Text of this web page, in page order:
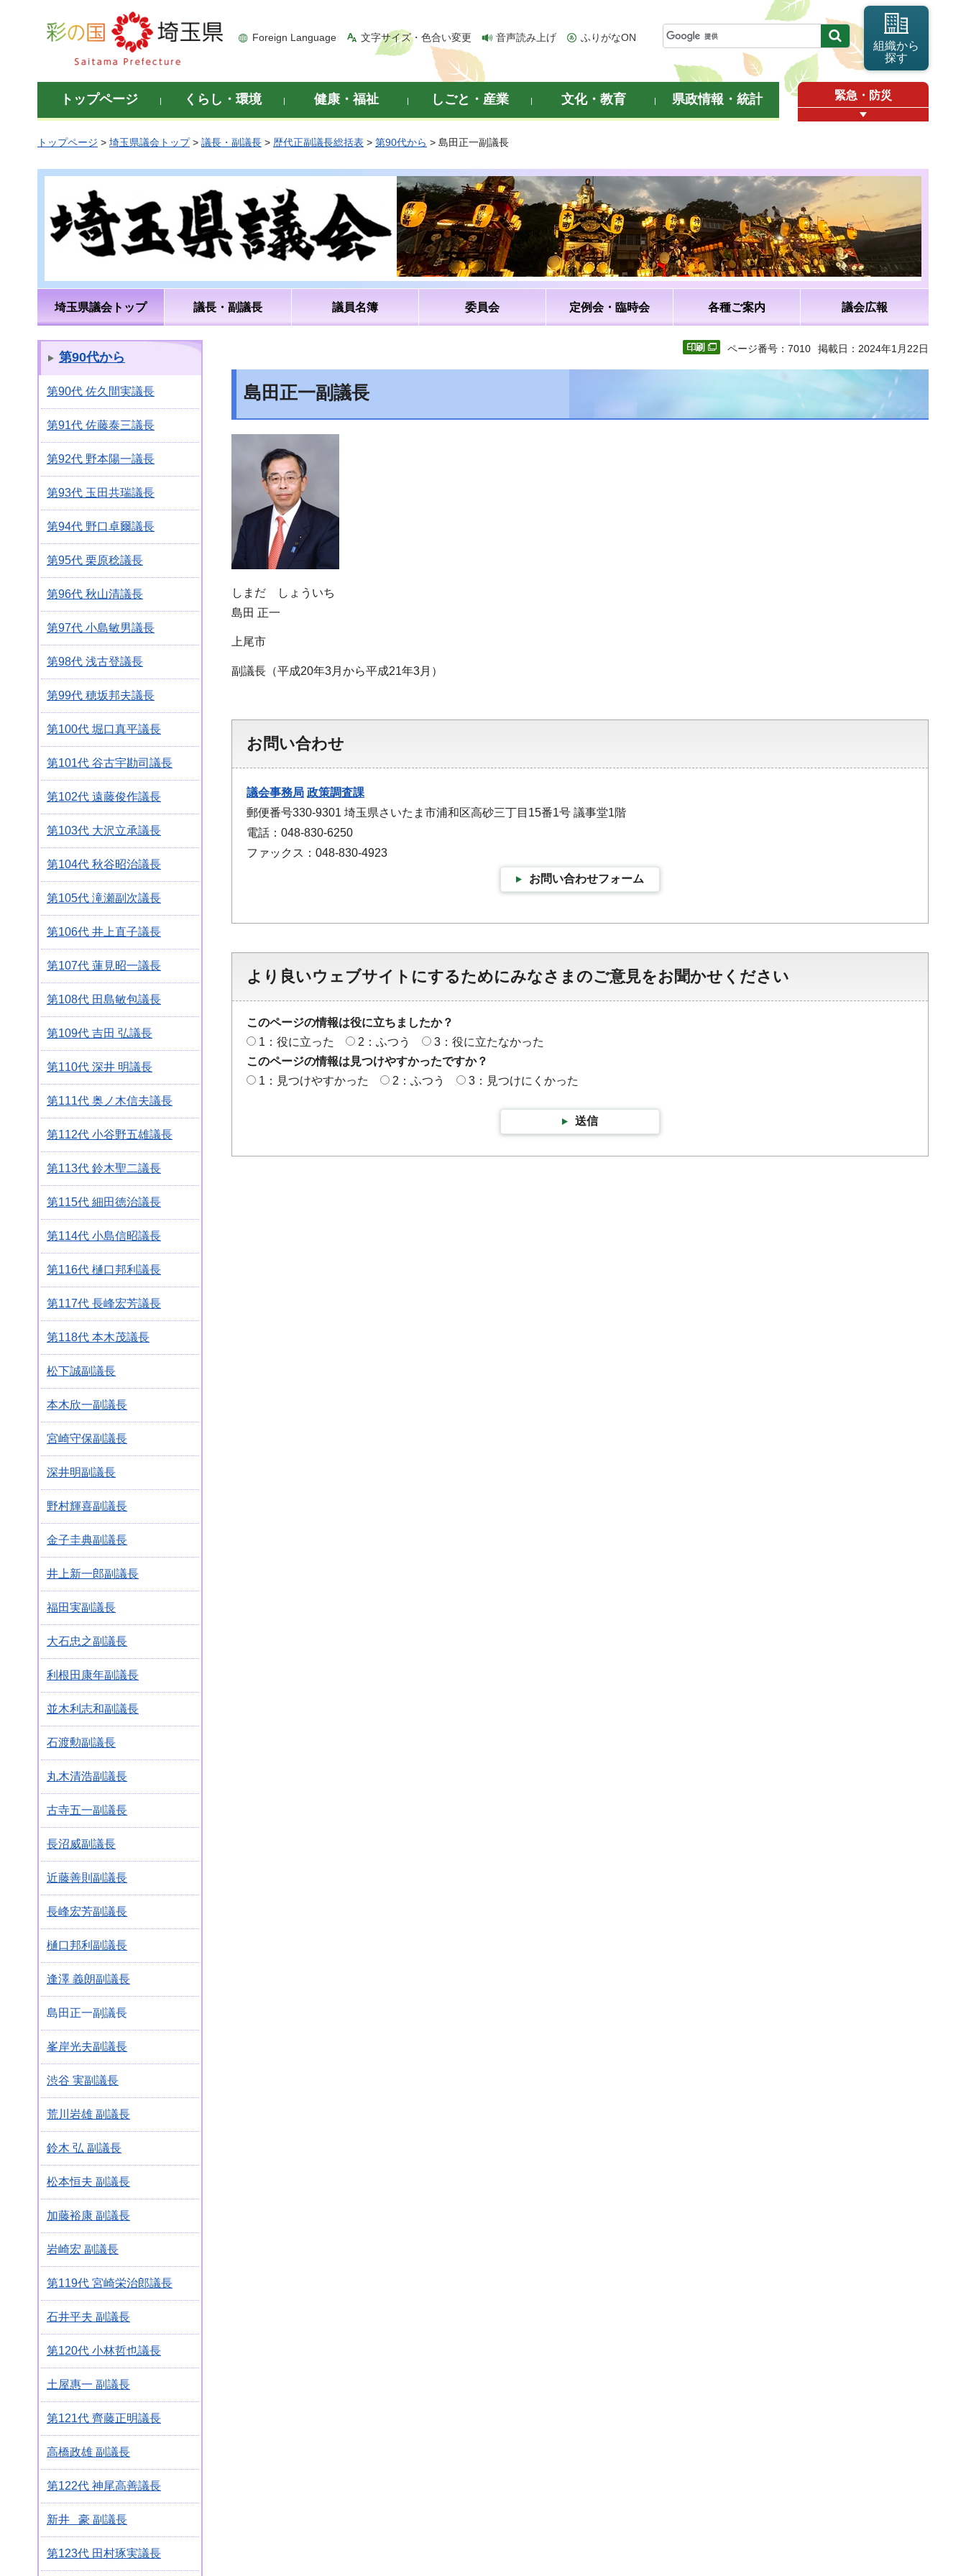
彩の国 埼玉県
Foreign Language 文字サイズ・色合い変更 音声読み上げ ふりがなON
組織から
探す
トップページ くらし・環境 健康・福祉 しごと・産業 文化・教育 県政情報・統計 緊急・防災
トップページ > 埼玉県議会トップ> 議長・副議長 > 歴代正副議長総括表 > 第90代から > 島田正一副議長
埼玉県議会トップ 議長・副議長 議員名簿 委員会 定例会・臨時会 各種ご案内 議会広報
第90代から
第90代 佐久間実議長
第91代 佐藤泰三議長
第92代 野本陽一議長
第93代 玉田共瑞議長
第94代 野口卓爾議長
第95代 栗原稔議長
第96代 秋山清議長
第97代 小島敏男議長
第98代 浅古登議長
第99代 穂坂邦夫議長
第100代 堀口真平議長
第101代 谷古宇勘司議長
第102代 遠藤俊作議長
第103代 大沢立承議長
第104代 秋谷昭治議長
第105代 滝瀬副次議長
第106代 井上直子議長
第107代 蓮見昭一議長
第108代 田島敏包議長
第109代 吉田 弘議長
第110代 深井 明議長
第111代 奥ノ木信夫議長
第112代 小谷野五雄議長
第113代 鈴木聖二議長
第115代 細田徳治議長
第114代 小島信昭議長
第116代 樋口邦利議長
第117代 長峰宏芳議長
第118代 本木茂議長
松下誠副議長
本木欣一副議長
宮崎守保副議長
深井明副議長
野村輝喜副議長
金子圭典副議長
井上新一郎副議長
福田実副議長
大石忠之副議長
利根田康年副議長
並木利志和副議長
石渡勲副議長
丸木清浩副議長
古寺五一副議長
長沼威副議長
近藤善則副議長
長峰宏芳副議長
樋口邦利副議長
逢澤 義朗副議長
島田正一副議長
峯岸光夫副議長
渋谷 実副議長
荒川岩雄 副議長
鈴木 弘 副議長
松本恒夫 副議長
加藤裕康 副議長
岩崎宏 副議長
第119代 宮崎栄治郎議長
石井平夫 副議長
第120代 小林哲也議長
土屋惠一 副議長
第121代 齊藤正明議長
高橋政雄 副議長
第122代 神尾高善議長
新井 豪 副議長
第123代 田村琢実議長
ページ番号：7010 掲載日：2024年1月22日
島田正一副議長
しまだ しょういち
島田 正一
上尾市
副議長（平成20年3月から平成21年3月）
お問い合わせ
議会事務局 政策調査課
郵便番号330-9301 埼玉県さいたま市浦和区高砂三丁目15番1号 議事堂1階
電話：048-830-6250
ファックス：048-830-4923
お問い合わせフォーム
より良いウェブサイトにするためにみなさまのご意見をお聞かせください
このページの情報は役に立ちましたか？
1：役に立った
2：ふつう
3：役に立たなかった
このページの情報は見つけやすかったですか？
1：見つけやすかった
2：ふつう 3：見つけにくかった
送信